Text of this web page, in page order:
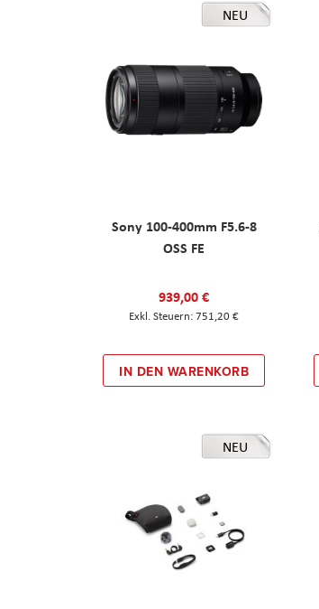
NEU
Sony 100-400mm F5.6-8
OSS FE
939,00 €
751,20 €
IN DEN WARENKORB
NEU